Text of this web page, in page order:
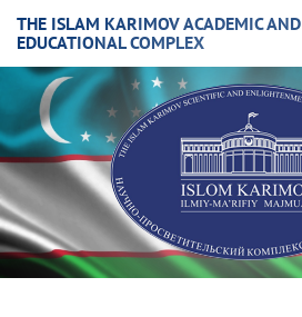
THE ISLAM KARIMOV ACADEMIC AND
EDUCATIONAL COMPLEX